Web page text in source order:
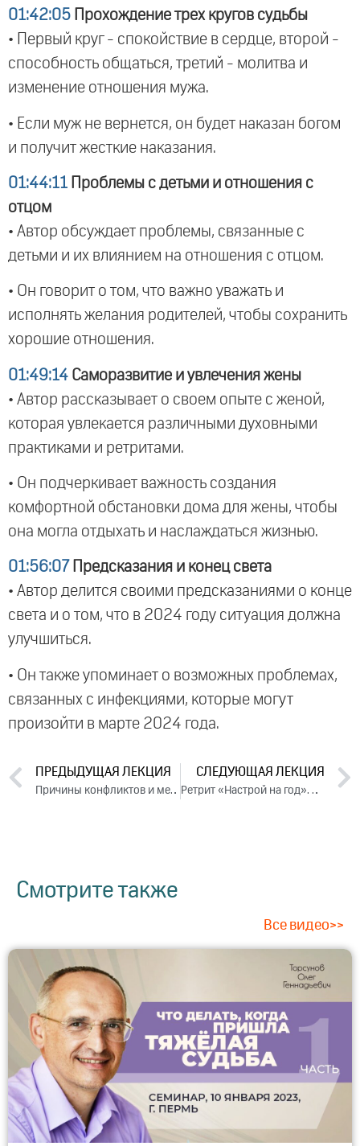
01:42:05 Прохождение трех кругов судьбы
• Первый круг - спокойствие в сердце, второй -
способность общаться, третий - молитва и
изменение отношения мужа.
• Если муж не вернется, он будет наказан богом
и получит жесткие наказания.
01:44:11 Проблемы с детьми и отношения с
отцом
• Автор обсуждает проблемы, связанные с
детьми и их влиянием на отношения с отцом.
• Он говорит о том, что важно уважать и
исполнять желания родителей, чтобы сохранить
хорошие отношения.
01:49:14 Саморазвитие и увлечения жены
• Автор рассказывает о своем опыте с женой,
которая увлекается различными духовными
практиками и ретритами.
• Он подчеркивает важность создания
комфортной обстановки дома для жены, чтобы
она могла отдыхать и наслаждаться жизнью.
01:56:07 Предсказания и конец света
• Автор делится своими предсказаниями о конце
света и о том, что в 2024 году ситуация должна
улучшиться.
• Он также упоминает о возможных проблемах,
связанных с инфекциями, которые могут
произойти в марте 2024 года.
ПРЕДЫДУЩАЯ ЛЕКЦИЯ
Причины конфликтов и методы их устранения. День 2. Часть 1 (2023)
СЛЕДУЮЩАЯ ЛЕКЦИЯ
Ретрит «Настрой на год». Часть 1 (2023)
Смотрите также
Все видео>>